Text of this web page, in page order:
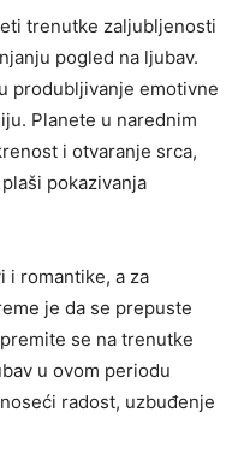
trenutke zaljubljenosti
pogled na ljubav.
produbljivanje emotivne
Planete u narednim
i otvaranje srca,
pokazivanja
i romantike, a za
je da se prepuste
se na trenutke
u ovom periodu
radost, uzbuđenje